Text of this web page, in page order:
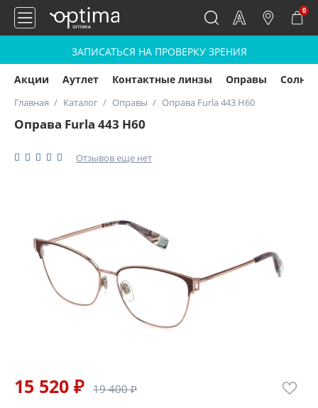
0
ЗАПИСАТЬСЯ НА ПРОВЕРКУ ЗРЕНИЯ
Акции Аутлет Контактные линзы Оправы
Главная Каталог Оправы Оправа Furla 443 Н60
Оправа Furla 443 Н60
Отзывов еще нет
15 520 ₽ 19 400 ₽